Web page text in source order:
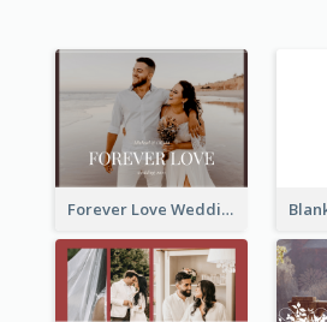
Forever Love Wedding Photo Book